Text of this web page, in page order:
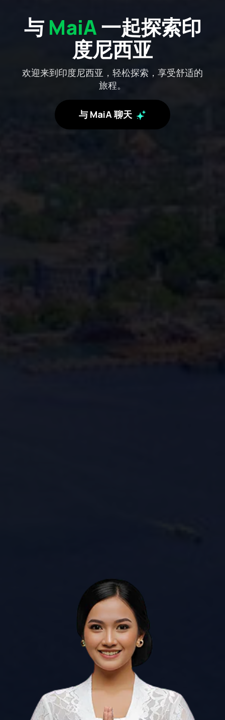
与 MaiA一起探索印
度尼西亚
欢迎来到印度尼西亚，轻松探索，享受舒适的
旅程。
与 MaiA 聊天